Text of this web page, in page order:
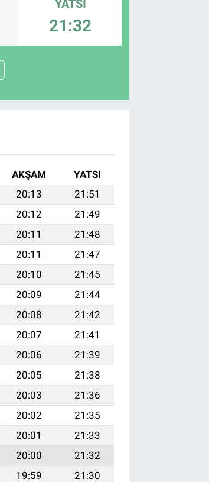
YATSI
21:32
AKŞAM
YATSI
20:13
21:51
20:12
21:49
20:11
21:48
20:11
21:47
20:10
21:45
20:09
21:44
20:08
21:42
20:07
21:41
20:06
21:39
20:05
21:38
20:03
21:36
20:02
21:35
20:01
21:33
20:00
21:32
19:59
21:30